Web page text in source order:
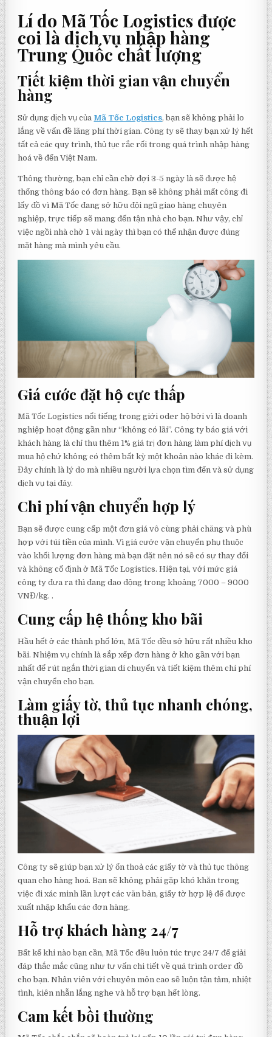
Lí do Mã Tốc Logistics được
coi là dịch vụ nhập hàng
Trung Quốc chất lượng
Tiết kiệm thời gian vận chuyển
hàng
Sử dụng dịch vụ của Mã Tốc Logistics, bạn sẽ không phải lo
lắng về vấn đề lãng phí thời gian. Công ty sẽ thay bạn xử lý hết
tất cả các quy trình, thủ tục rắc rối trong quá trình nhập hàng
hoá về đến Việt Nam.
Thông thường, bạn chỉ cần chờ đợi 3-5 ngày là sẽ được hệ
thống thông báo có đơn hàng. Bạn sẽ không phải mất công đi
lấy đồ vì Mã Tốc đang sở hữu đội ngũ giao hàng chuyên
nghiệp, trực tiếp sẽ mang đến tận nhà cho bạn. Như vậy, chỉ
việc ngồi nhà chờ 1 vài ngày thì bạn có thể nhận được đúng
mặt hàng mà mình yêu cầu.
Giá cước đặt hộ cực thấp
Mã Tốc Logistics nổi tiếng trong giới oder hộ bởi vì là doanh
nghiệp hoạt động gần như “không có lãi”. Công ty báo giá với
khách hàng là chỉ thu thêm 1% giá trị đơn hàng làm phí dịch vụ
mua hộ chứ không có thêm bất kỳ một khoản nào khác đi kèm.
Đây chính là lý do mà nhiều người lựa chọn tìm đến và sử dụng
dịch vụ tại đây.
Chi phí vận chuyển hợp lý
Bạn sẽ được cung cấp một đơn giá vô cùng phải chăng và phù
hợp với túi tiền của mình. Vì giá cước vận chuyển phụ thuộc
vào khối lượng đơn hàng mà bạn đặt nên nó sẽ có sự thay đổi
và không cố định ở Mã Tốc Logistics. Hiện tại, với mức giá
công ty đưa ra thì đang dao động trong khoảng 7000 – 9000
VNĐ/kg. .
Cung cấp hệ thống kho bãi
Hầu hết ở các thành phố lớn, Mã Tốc đều sở hữu rất nhiều kho
bãi. Nhiệm vụ chính là sắp xếp đơn hàng ở kho gần với bạn
nhất để rút ngắn thời gian di chuyển và tiết kiệm thêm chi phí
vận chuyển cho bạn.
Làm giấy tờ, thủ tục nhanh chóng,
thuận lợi
Công ty sẽ giúp bạn xử lý ổn thoả các giấy tờ và thủ tục thông
quan cho hàng hoá. Bạn sẽ không phải gặp khó khăn trong
việc đi xác minh lần lượt các văn bản, giấy tờ hợp lệ để được
xuất nhập khẩu các đơn hàng.
Hỗ trợ khách hàng 24/7
Bất kể khi nào bạn cần, Mã Tốc đều luôn túc trực 24/7 để giải
đáp thắc mắc cũng như tư vấn chi tiết về quá trình order đồ
cho bạn. Nhân viên với chuyên môn cao sẽ luộn tận tâm, nhiệt
tình, kiên nhẫn lắng nghe và hỗ trợ bạn hết lòng.
Cam kết bồi thường